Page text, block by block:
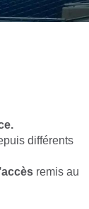
différents
remis au